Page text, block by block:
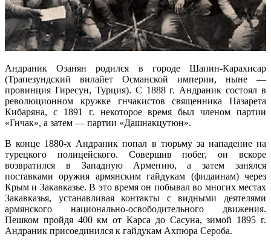
Андраник Озанян родился в городе Шапин-Карахисар
(Трапезундский вилайет Османской империи, ныне —
провинция Гиресун, Турция). С 1888 г. Андраник состоял в
революционном кружке гнчакистов священника Назарета
Кибаряна, с 1891 г. некоторое время был членом партии
«Гнчак», а затем — партии «Дашнакцутюн».
В конце 1880-х Андраник попал в тюрьму за нападение на
турецкого полицейского. Совершив побег, он вскоре
возвратился в Западную Армению, а затем занялся
поставками оружия армянским гайдукам (фидаинам) через
Крым и Закавказье. В это время он побывал во многих местах
Закавказья, устанавливая контакты с видными деятелями
армянского национально-освободительного движения.
Пешком пройдя 400 км от Карса до Сасуна, зимой 1895 г.
Андраник присоединился к гайдукам Ахпюра Сероба.